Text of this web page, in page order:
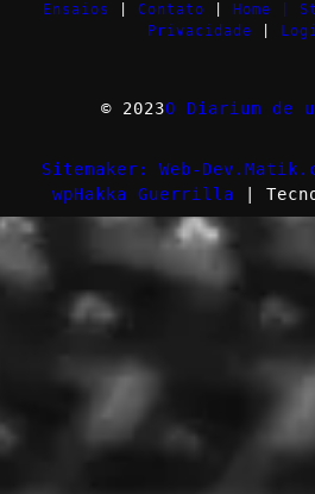
Ensaios Contato Home |
Privacidade
© 2023O Diarium de
Sitemaker: Web-
wpHakka Guerrilla |